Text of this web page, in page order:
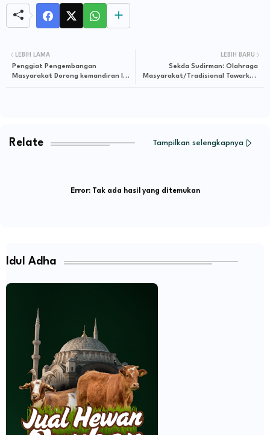
LEBIH BARU
Sekda Sudirman: Olahraga
Masyarakat/Tradisional Tawarkan
LEBIH LAMA
Penggiat Pengembangan
Masyarakat Dorong kemandiran Ibu
Relate Tampilkan selengkapnya
Error:Tak ada hasil yang ditemukan
Idul Adha